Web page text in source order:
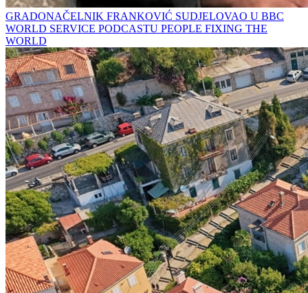
GRADONAČELNIK FRANKOVIĆ SUDJELOVAO U BBC
WORLD SERVICE PODCASTU PEOPLE FIXING THE
WORLD